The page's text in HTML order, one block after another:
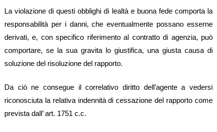
La violazione di questi obblighi di lealtà e buona fede comporta la
responsabilità per i danni, che eventualmente possano esserne
derivati, e, con specifico riferimento al contratto di agenzia, può
comportare, se la sua gravita lo giustifica, una giusta causa di
soluzione del risoluzione del rapporto.
Da ciò ne consegue il correlativo diritto dell’agente a vedersi
riconosciuta la relativa indennità di cessazione del rapporto come
prevista dall’ art. 1751 c.c.